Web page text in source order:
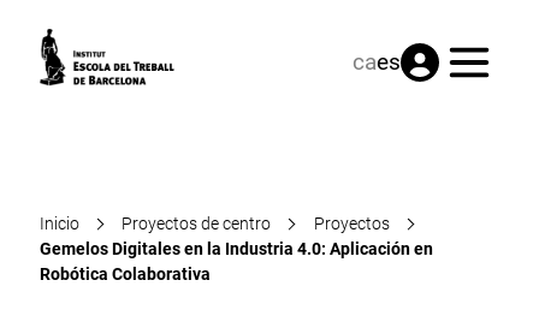
caes Menú
Inicio Proyectos de centro
Proyectos
Gemelos Digitales en la Industria 4.0: Aplicación en
Robótica Colaborativa